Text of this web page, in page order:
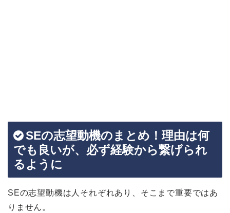
SEの志望動機のまとめ！理由は何
でも良いが、必ず経験から繋げられ
るように
SEの志望動機は人それぞれあり、そこまで重要ではあ
りません。